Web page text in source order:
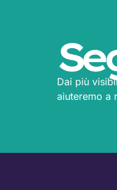
Dai più
aiuteremo a